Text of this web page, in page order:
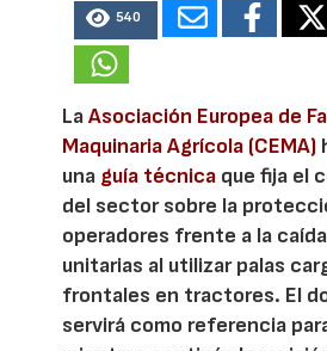
540
LaAsociación Europea de
Maquinaria Agrícola (CEMA)
una guía técnica que fija el
del sector sobre la
operadores frente a la
unitarias al utilizar palas
frontales en tractores. El
servirá como referencia